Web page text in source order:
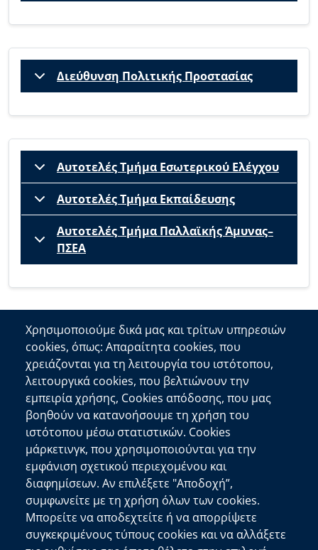
Διεύθυνση Πολιτικής Προστασίας
Αυτοτελές Τμήμα Εσωτερικού Ελέγχου
Αυτοτελές Τμήμα Εκπαίδευσης
Αυτοτελές Τμήμα Παλλαϊκής Άμυνας–
ΠΣΕΑ
Επικοινωνία
Αποκεντρωμένη Διοίκηση Κρήτης
Πλατεία Κουντουριώτη 71202 Ηράκλειο
Επικοινωνήστε μαζί μας
Χρήσιμοι Σύνδεσμοι
Ελληνική Κυβέρνηση
Ευρωπαϊκή Επιτροπή
Πληροφορίες Ιστότοπου
Χρησιμοποιούμε δικά μας και τρίτων υπηρεσιών
cookies, όπως: Απαραίτητα cookies, που
χρειάζονται για τη λειτουργία του ιστότοπου,
λειτουργικά cookies, που βελτιώνουν την
εμπειρία χρήσης, Cookies απόδοσης, που μας
βοηθούν να κατανοήσουμε τη χρήση του
ιστότοπου μέσω στατιστικών. Cookies
μάρκετινγκ, που χρησιμοποιούνται για την
εμφάνιση σχετικού περιεχομένου και
διαφημίσεων. Αν επιλέξετε "Αποδοχή”,
συμφωνείτε με τη χρήση όλων των cookies.
Μπορείτε να αποδεχτείτε ή να απορρίψετε
συγκεκριμένους τύπους cookies και να αλλάξετε